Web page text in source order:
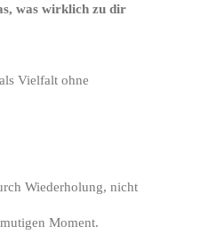
was wirklich zu dir
Vielfalt ohne
Wiederholung, nicht
Moment.